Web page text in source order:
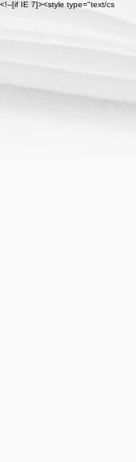
<!--[if IE 7]><style type="text/cs